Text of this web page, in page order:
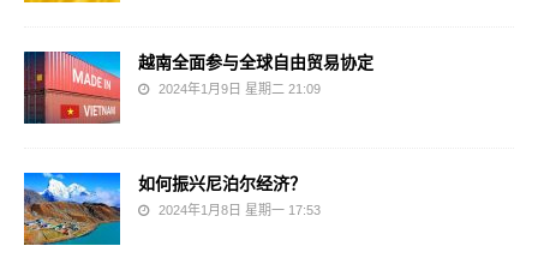
越南全面参与全球自由贸易协定
2024年1月9日 星期二 21:09
如何振兴尼泊尔经济？
2024年1月8日 星期一 17:53